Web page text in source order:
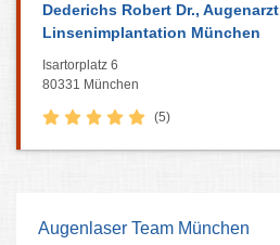
Dederichs Robert Dr., Augenarzt
Linsenimplantation München
Isartorplatz 6
80331 München
(5)
Augenlaser Team München